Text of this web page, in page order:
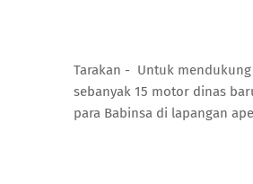
Tarakan - Untuk mendukung
sebanyak 15 motor dinas
para Babinsa di lapangan